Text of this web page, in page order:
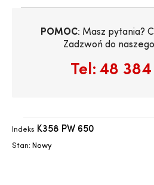
POMOC: Masz pytania?
Zadzwoń do
Tel: 48
Indeks K358 PW 650
Stan: Nowy